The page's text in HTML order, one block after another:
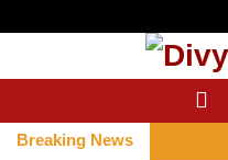
Breaking News